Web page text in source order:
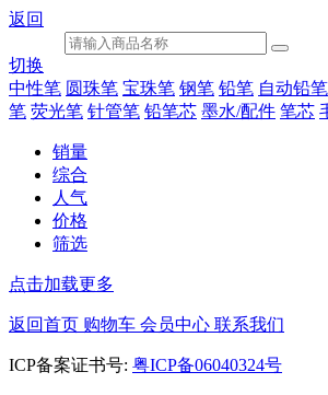
返回
切换
中性笔 圆珠笔 宝珠笔 钢笔 铅笔 自动铅笔
笔 荧光笔 针管笔 铅笔芯 墨水/配件 笔芯
销量
综合
人气
价格
筛选
点击加载更多
返回首页 购物车 会员中心 联系我们
ICP备案证书号: 粤ICP备06040324号